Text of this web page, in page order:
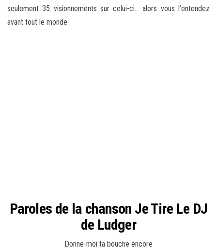
seulement 35 visionnements sur celui-ci… alors vous l’entendez
avant tout le monde:
Paroles de la chanson Je Tire Le DJ
de Ludger
Donne-moi ta bouche encore